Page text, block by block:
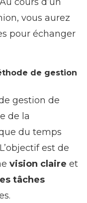
vous aurez
pour échanger
de gestion
gestion de
de la
du temps
est de
vision claire et
tâches